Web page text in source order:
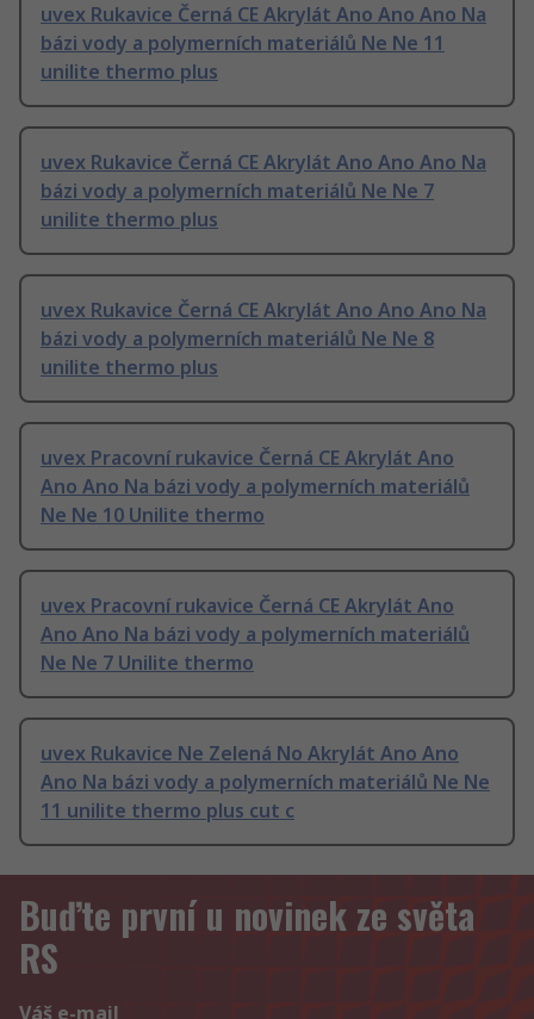
uvex Rukavice Černá CE Akrylát Ano Ano Ano Na
bázi vody a polymerních materiálů Ne Ne 11
unilite thermo plus
uvex Rukavice Černá CE Akrylát Ano Ano Ano Na
bázi vody a polymerních materiálů Ne Ne 7
unilite thermo plus
uvex Rukavice Černá CE Akrylát Ano Ano Ano Na
bázi vody a polymerních materiálů Ne Ne 8
unilite thermo plus
uvex Pracovní rukavice Černá CE Akrylát Ano
Ano Ano Na bázi vody a polymerních materiálů
Ne Ne 10 Unilite thermo
uvex Pracovní rukavice Černá CE Akrylát Ano
Ano Ano Na bázi vody a polymerních materiálů
Ne Ne 7 Unilite thermo
uvex Rukavice Ne Zelená No Akrylát Ano Ano
Ano Na bázi vody a polymerních materiálů Ne Ne
11 unilite thermo plus cut c
Buďte první u novinek ze světa
RS
Váš e-mail